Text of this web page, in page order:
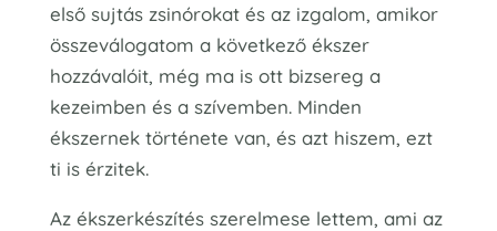
első sujtás zsinórokat és az izgalom, amikor
összeválogatom a következő ékszer
hozzávalóit, még ma is ott bizsereg a
kezeimben és a szívemben. Minden
ékszernek története van, és azt hiszem, ezt
ti is érzitek.
Az ékszerkészítés szerelmese lettem, ami az